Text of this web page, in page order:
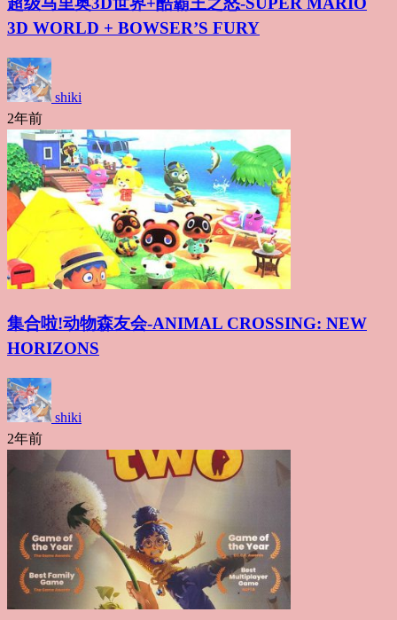
3D WORLD + BOWSER’S FURY
shiki
2年前
集合啦!动物森友会-ANIMAL CROSSING: NEW
HORIZONS
shiki
2年前